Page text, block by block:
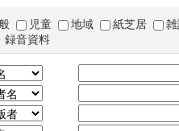
児童 地域 紙芝居
録音資料